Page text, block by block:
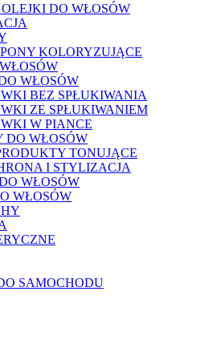
DO WŁOSÓW
KOLORYZUJĄCE
WŁOSÓW
BEZ SPŁUKIWANIA
ZE SPŁUKIWANIEM
W PIANCE
DO WŁOSÓW
TONUJĄCE
I STYLIZACJA
WŁOSÓW
WŁOSÓW
SAMOCHODU